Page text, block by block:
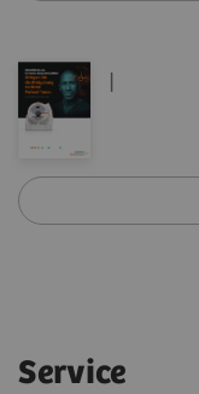
|
Service